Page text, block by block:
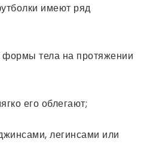
имеют ряд
формы тела на протяжении
его облегают;
легинсами или